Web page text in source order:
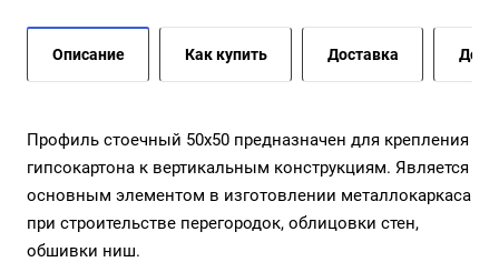
Описание Как купить Доставка
Профиль стоечный 50х50 предназначен для крепления
гипсокартона к вертикальным конструкциям. Является
основным элементом в изготовлении металлокаркаса
при строительстве перегородок, облицовки стен,
обшивки ниш.